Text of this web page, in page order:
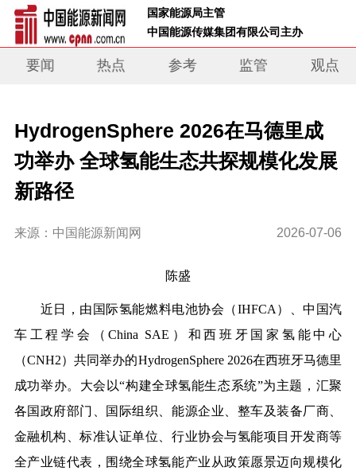
国家能源局主管
中国能源传媒集团有限公司主办
要闻 热点 参考 监管 观点
HydrogenSphere 2026在马德里成
功举办 全球氢能生态共探规模化发展
新路径
来源：中国能源新闻网 2026-07-06
陈盛
近日，由国际氢能燃料电池协会（IHFCA）、中国汽
车工程学会（China SAE）和西班牙国家氢能中心
（CNH2）共同举办的HydrogenSphere 2026在西班牙马德里
成功举办。大会以“构建全球氢能生态系统”为主题，汇聚
各国政府部门、国际组织、能源企业、整车及装备厂商、
金融机构、标准认证单位、行业协会与氢能项目开发商等
全产业链代表，围绕全球氢能产业从政策愿景迈向规模化